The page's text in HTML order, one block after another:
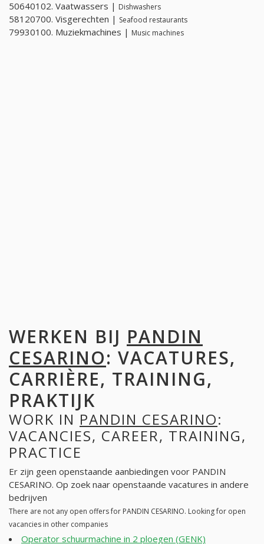
50640102. Vaatwassers | Dishwashers
58120700. Visgerechten | Seafood restaurants
79930100. Muziekmachines | Music machines
WERKEN BIJ PANDIN
CESARINO: VACATURES,
CARRIÈRE, TRAINING,
PRAKTIJK
WORK IN PANDIN CESARINO:
VACANCIES, CAREER, TRAINING,
PRACTICE
Er zijn geen openstaande aanbiedingen voor PANDIN
CESARINO. Op zoek naar openstaande vacatures in andere
bedrijven
There are not any open offers for PANDIN CESARINO. Looking for open
vacancies in other companies
Operator schuurmachine in 2 ploegen (GENK)